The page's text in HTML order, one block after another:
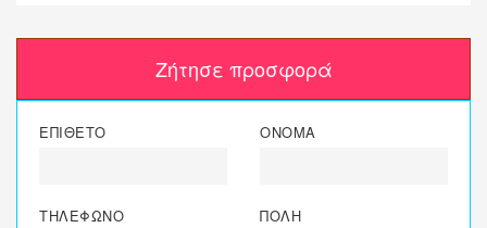
Ζήτησε προσφορά
ΕΠΙΘΕΤΟ ΟΝΟΜΑ
ΤΗΛΕΦΩΝΟ ΠΟΛΗ